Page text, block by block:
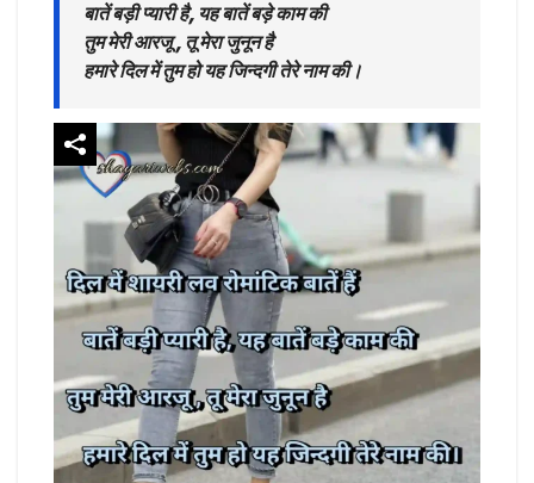
बातें बड़ी प्यारी है, यह बातें बड़े काम की
तुम मेरी आरजू , तू मेरा जुनून है
हमारे दिल में तुम हो यह जिन्दगी तेरे नाम की।